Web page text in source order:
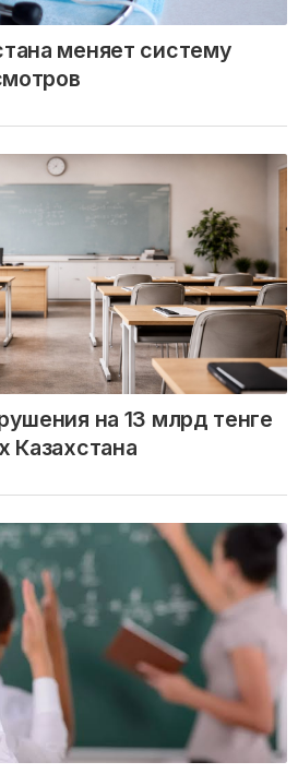
меняет систему
на 13 млрд тенге
Казахстана